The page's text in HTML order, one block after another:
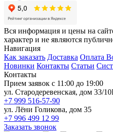
Вся информация и цены на
характер и не являются
Навигация
Как заказать Доставка Оплата
Новинки Контакты Статьи
Контакты
Прием заявок с 11:00 до 19:00
ул. Стародеревенская, дом 33/
+7 999 516-57-90
ул. Лёни Голикова, дом 35
+7 996 499 12 99
Заказать звонок